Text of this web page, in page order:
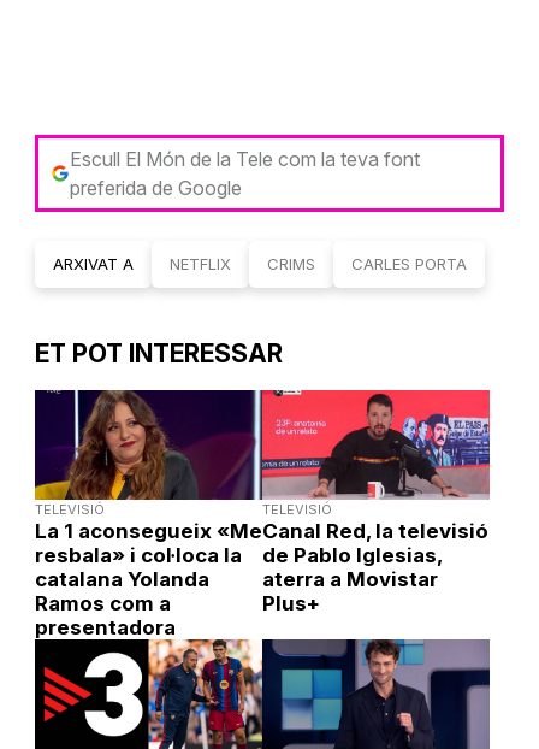
Escull El Món de la Tele com la teva font
preferida de Google
ARXIVAT A NETFLIX CRIMS CARLES PORTA
ET POT INTERESSAR
TELEVISIÓ
La 1 aconsegueix «Me
resbala» i col·loca la
catalana Yolanda
Ramos com a
presentadora
TELEVISIÓ
Canal Red, la televisió
de Pablo Iglesias,
aterra a Movistar
Plus+